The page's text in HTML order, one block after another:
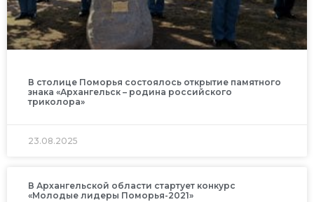
В столице Поморья состоялось открытие памятного
знака «Архангельск – родина российского
триколора»
23.08.2025
В Архангельской области стартует конкурс
«Молодые лидеры Поморья-2021»